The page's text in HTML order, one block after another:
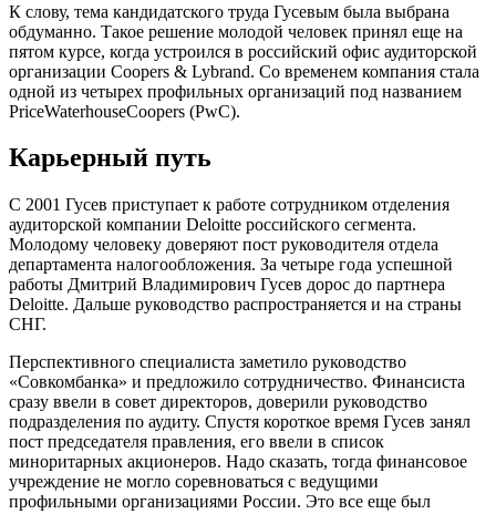
К слову, тема кандидатского труда Гусевым была выбрана
обдуманно. Такое решение молодой человек принял еще на
пятом курсе, когда устроился в российский офис аудиторской
организации Coopers & Lybrand. Со временем компания стала
одной из четырех профильных организаций под названием
PriceWaterhouseCoopers (PwC).
Карьерный путь
С 2001 Гусев приступает к работе сотрудником отделения
аудиторской компании Deloitte российского сегмента.
Молодому человеку доверяют пост руководителя отдела
департамента налогообложения. За четыре года успешной
работы Дмитрий Владимирович Гусев дорос до партнера
Deloitte. Дальше руководство распространяется и на страны
СНГ.
Перспективного специалиста заметило руководство
«Совкомбанка» и предложило сотрудничество. Финансиста
сразу ввели в совет директоров, доверили руководство
подразделения по аудиту. Спустя короткое время Гусев занял
пост председателя правления, его ввели в список
миноритарных акционеров. Надо сказать, тогда финансовое
учреждение не могло соревноваться с ведущими
профильными организациями России. Это все еще был